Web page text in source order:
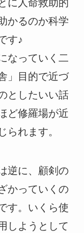
に人命救助的
かるのか科学
す♪
なっていく二
」目的で近づ
としたいい話
ど修羅場が近
られます。
逆に、顧剣の
かっていくの
す。いくら使
しようとして